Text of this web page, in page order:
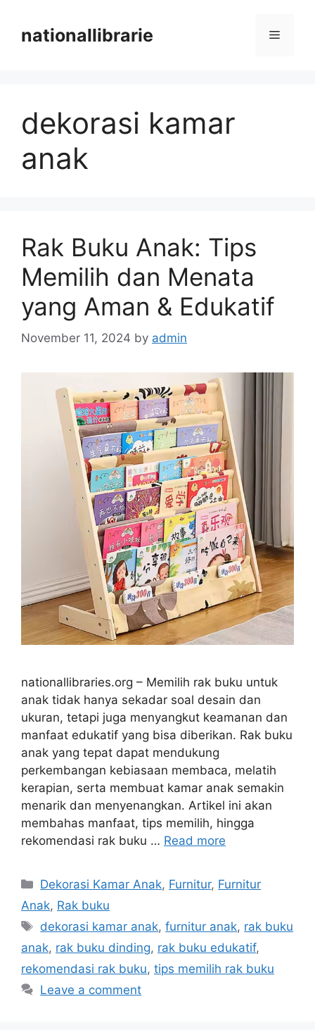
contentnationallibrarie Menu
dekorasi kamar
anak
Rak Buku Anak: Tips
Memilih dan Menata
yang Aman & Edukatif
November 11, 2024 by admin
nationallibraries.org – Memilih rak buku untuk
anak tidak hanya sekadar soal desain dan
ukuran, tetapi juga menyangkut keamanan dan
manfaat edukatif yang bisa diberikan. Rak buku
anak yang tepat dapat mendukung
perkembangan kebiasaan membaca, melatih
kerapian, serta membuat kamar anak semakin
menarik dan menyenangkan. Artikel ini akan
membahas manfaat, tips memilih, hingga
rekomendasi rak buku … Read more
Categories
Dekorasi Kamar Anak, Furnitur, Furnitur
Anak, Rak buku
Tags
dekorasi kamar anak,furnitur anak, rak buku
anak, rak buku dinding, rak buku edukatif,
rekomendasi rak buku, tips memilih rak buku
Leave a comment